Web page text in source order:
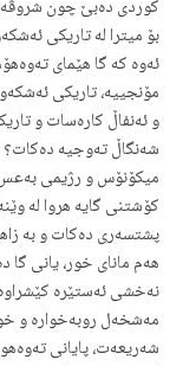
كوردی دەبێ چون
بۆ میترا لە تاریكی
ئەوە كە گا هێمای
مۆنجییە، تاریكی
و ئەنفاڵ كارەسات و
شەنگاڵ تەوجیە دەكات؟
میكۆنۆس و رژیمی
كۆشتنی گایە هروا لە
پشتسەری دەكات و بە
هەم مانای خور، یانی
نەخشی ئەستێرە
مەشخەل روبەخوارە و
شەریعەت، پایانی